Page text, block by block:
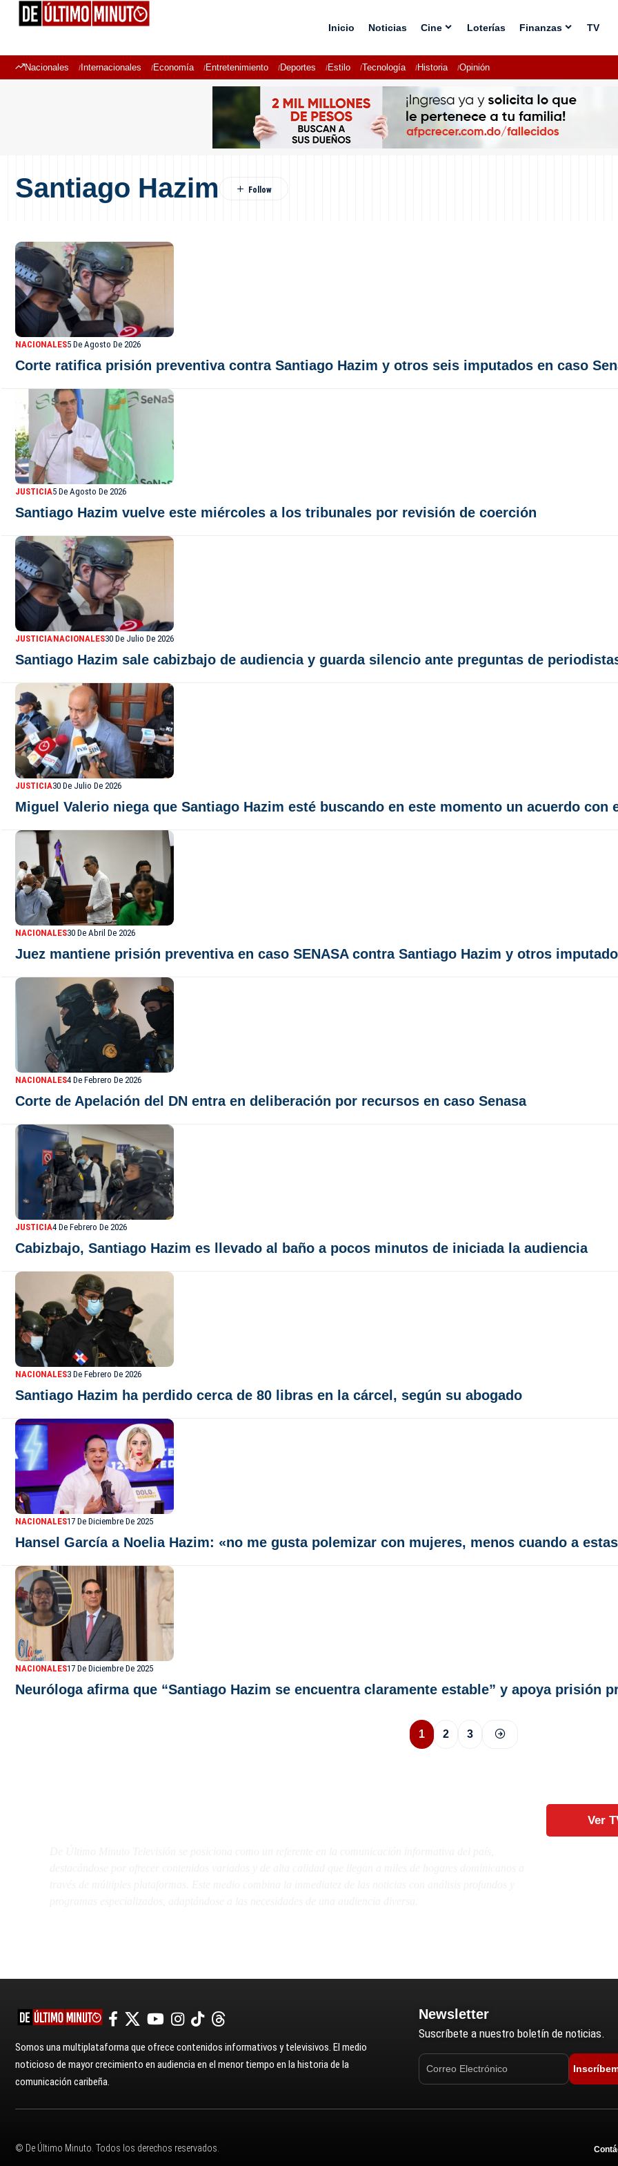
Inicio Noticias Cine Loterías Finanzas TV
Nacionales Internacionales Economía Entretenimiento Deportes Estilo Tecnología Historia Opinión
Santiago Hazim
NACIONALES5 De Agosto De 2026
Corte ratifica prisión preventiva contra Santiago Hazim y otros seis imputados en caso
JUSTICIA5 De Agosto De 2026
Santiago Hazim vuelve este miércoles a los tribunales por revisión de coerción
JUSTICIANACIONALES30 De Julio De 2026
Santiago Hazim sale cabizbajo de audiencia y guarda silencio ante preguntas de
JUSTICIA30 De Julio De 2026
Miguel Valerio niega que Santiago Hazim esté buscando en este momento un acuerdo con
NACIONALES30 De Abril De 2026
Juez mantiene prisión preventiva en caso SENASA contra Santiago Hazim y otros
NACIONALES4 De Febrero De 2026
Corte de Apelación del DN entra en deliberación por recursos en caso Senasa
JUSTICIA4 De Febrero De 2026
Cabizbajo, Santiago Hazim es llevado al baño a pocos minutos de iniciada la audiencia
NACIONALES3 De Febrero De 2026
Santiago Hazim ha perdido cerca de 80 libras en la cárcel, según su abogado
NACIONALES17 De Diciembre De 2025
Hansel García a Noelia Hazim: «no me gusta polemizar con mujeres, menos cuando a
NACIONALES17 De Diciembre De 2025
Neuróloga afirma que “Santiago Hazim se encuentra claramente estable” y apoya prisión
1 2 3
Ver
Somos una multiplataforma que ofrece contenidos informativos y televisivos. El medio
noticioso de mayor crecimiento en audiencia en el menor tiempo en la historia de la
comunicación caribeña.
Newsletter
Suscríbete a nuestro boletín de noticias.
© De Último Minuto. Todos los derechos reservados.